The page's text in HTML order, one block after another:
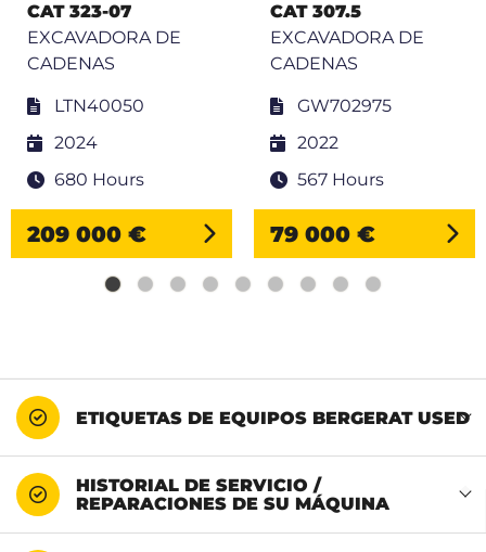
CAT 323-07
EXCAVADORA DE
CADENAS
LTN40050
2024
680 Hours
209 000 €
CAT 307.5
EXCAVADORA DE
CADENAS
GW702975
2022
567 Hours
79 000 €
ETIQUETAS DE EQUIPOS BERGERAT USED
HISTORIAL DE SERVICIO /
REPARACIONES DE SU MÁQUINA